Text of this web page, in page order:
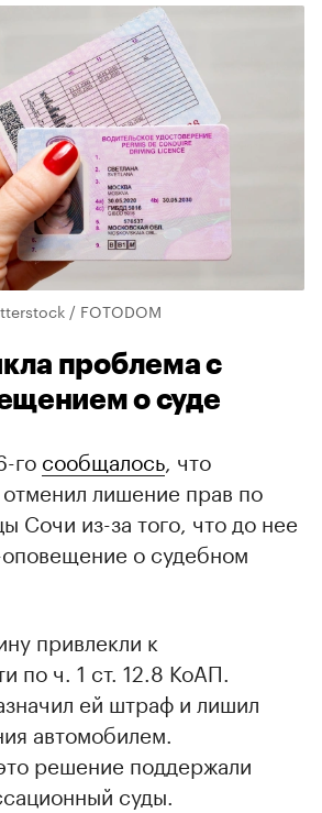
/ FOTODOM
проблема с
о суде
го сообщалось, что
лишение прав по
Сочи из-за того, что до нее
о судебном
привлекли к
по ч. 1 ст. 12.8 КоАП.
ей штраф и лишил
автомобилем.
решение поддержали
суды.